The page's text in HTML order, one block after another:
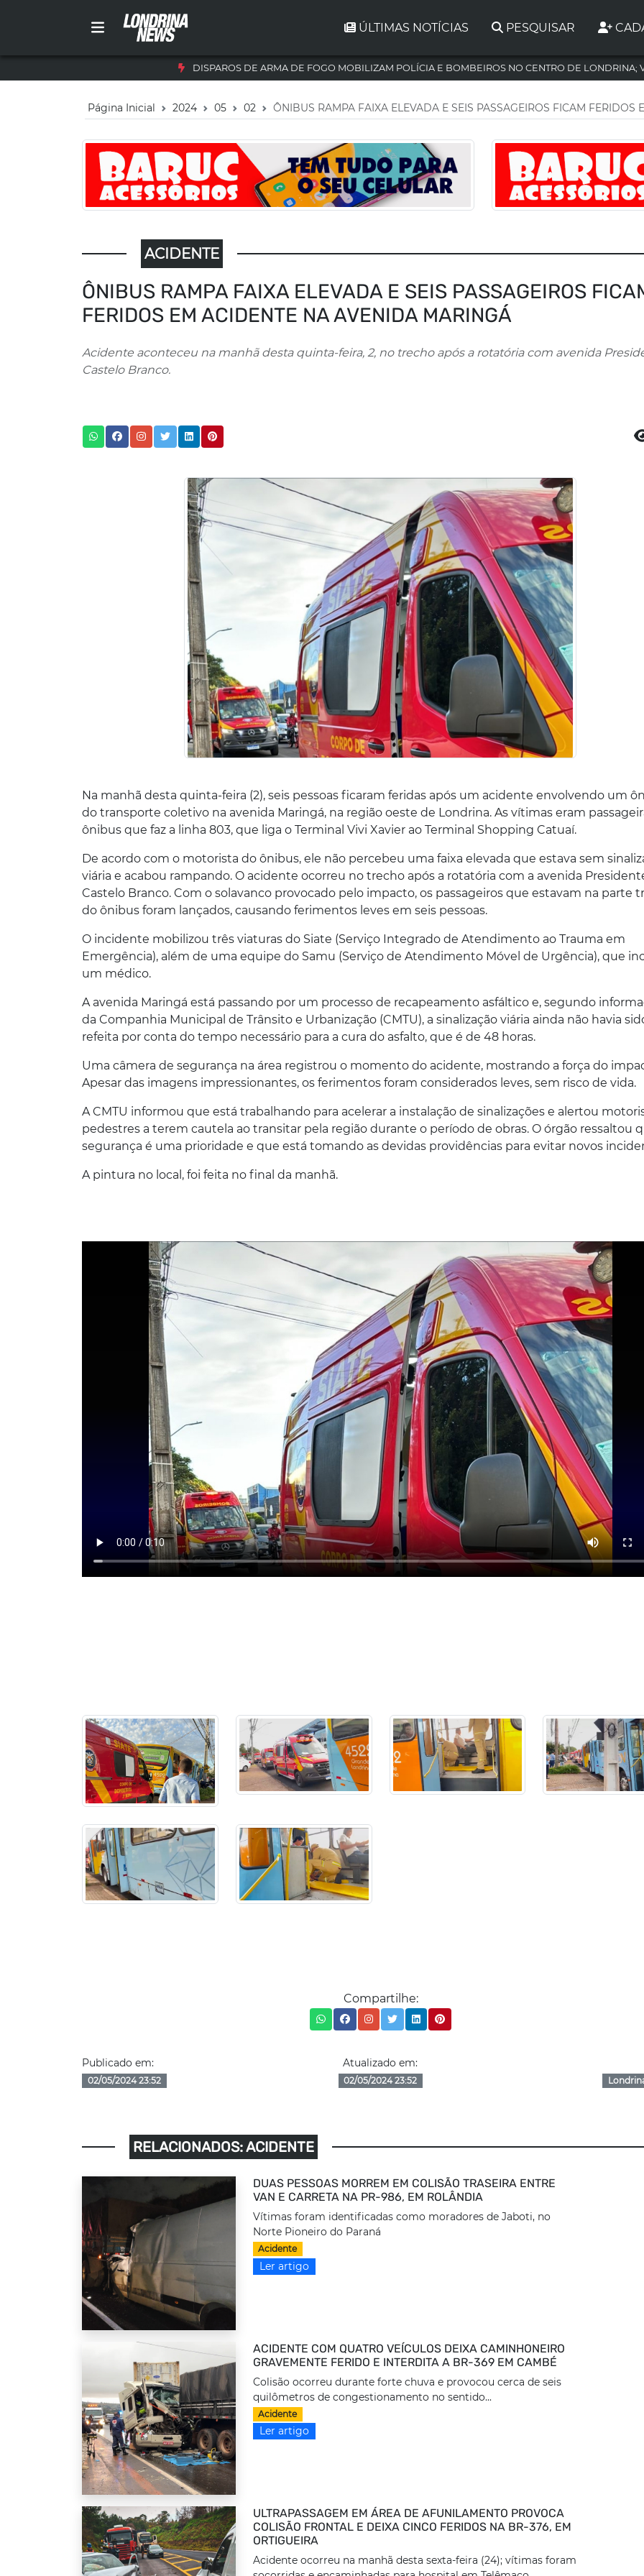
ÚLTIMAS NOTÍCIAS PESQUISAR
DISPAROS DE ARMA DE FOGO MOBILIZAM POLÍCIA E BOMBEIROS NO CENTRO DE LONDRINA;
Página Inicial 2024 05 02 ÔNIBUS RAMPA FAIXA ELEVADA E SEIS PASSAGEIROS FICAM FERIDOS
ACIDENTE
ÔNIBUS RAMPA FAIXA ELEVADA E SEIS PASSAGEIROS
FERIDOS EM ACIDENTE NA AVENIDA MARINGÁ
Acidente aconteceu na manhã desta quinta-feira, 2, no trecho após a rotatória com avenida
Castelo Branco.
Na manhã desta quinta-feira (2), seis pessoas ficaram feridas após um acidente envolvendo um
do transporte coletivo na avenida Maringá, na região oeste de Londrina. As vítimas eram
ônibus que faz a linha 803, que liga o Terminal Vivi Xavier ao Terminal Shopping Catuaí.
De acordo com o motorista do ônibus, ele não percebeu uma faixa elevada que estava sem
viária e acabou rampando. O acidente ocorreu no trecho após a rotatória com a avenida
Castelo Branco. Com o solavanco provocado pelo impacto, os passageiros que estavam na parte
do ônibus foram lançados, causando ferimentos leves em seis pessoas.
O incidente mobilizou três viaturas do Siate (Serviço Integrado de Atendimento ao Trauma em
Emergência), além de uma equipe do Samu (Serviço de Atendimento Móvel de Urgência), que
um médico.
A avenida Maringá está passando por um processo de recapeamento asfáltico e, segundo
da Companhia Municipal de Trânsito e Urbanização (CMTU), a sinalização viária ainda não havia
refeita por conta do tempo necessário para a cura do asfalto, que é de 48 horas.
Uma câmera de segurança na área registrou o momento do acidente, mostrando a força do
Apesar das imagens impressionantes, os ferimentos foram considerados leves, sem risco de vida.
A CMTU informou que está trabalhando para acelerar a instalação de sinalizações e alertou
pedestres a terem cautela ao transitar pela região durante o período de obras. O órgão ressaltou
segurança é uma prioridade e que está tomando as devidas providências para evitar novos
A pintura no local, foi feita no final da manhã.
Compartilhe:
Publicado em:
02/05/2024 23:52
Atualizado em:
02/05/2024 23:52
RELACIONADOS: ACIDENTE
DUAS PESSOAS MORREM EM COLISÃO TRASEIRA ENTRE
VAN E CARRETA NA PR-986, EM ROLÂNDIA
Vítimas foram identificadas como moradores de Jaboti, no
Norte Pioneiro do Paraná
Acidente
Ler artigo
ACIDENTE COM QUATRO VEÍCULOS DEIXA CAMINHONEIRO
GRAVEMENTE FERIDO E INTERDITA A BR-369 EM CAMBÉ
Colisão ocorreu durante forte chuva e provocou cerca de seis
quilômetros de congestionamento no sentido...
Acidente
Ler artigo
ULTRAPASSAGEM EM ÁREA DE AFUNILAMENTO PROVOCA
COLISÃO FRONTAL E DEIXA CINCO FERIDOS NA BR-376, EM
ORTIGUEIRA
Acidente ocorreu na manhã desta sexta-feira (24); vítimas foram